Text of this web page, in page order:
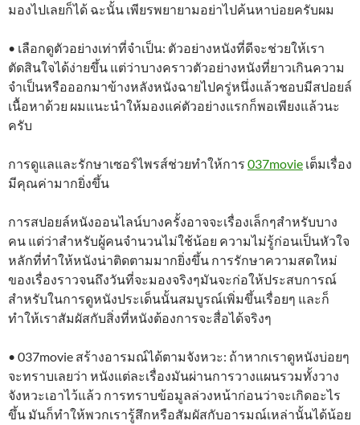
มองไปเลยก็ได้ ฉะนั้น เพียรพยายามอย่าไปค้นหาบ่อยครับผม
• เลือกดูตัวอย่างเท่าที่จำเป็น: ตัวอย่างหนังที่ดีจะช่วยให้เรา
ตัดสินใจได้ง่ายขึ้น แต่ว่าบางคราวตัวอย่างหนังที่ยาวเกินความ
จำเป็นหรือออกมาข้างหลังหนังฉายไปครู่หนึ่งแล้วชอบมีสปอยล์
เนื้อหาด้วย ผมแนะนำให้มองแค่ตัวอย่างแรกก็พอเพียงแล้วนะ
ครับ
การดูแลและรักษาเซอร์ไพรส์ช่วยทำให้การ 037movie เต็มเรื่อง
มีคุณค่ามากยิ่งขึ้น
การสปอยล์หนังออนไลน์บางครั้งอาจจะเรื่องเล็กๆสำหรับบาง
คน แต่ว่าสำหรับผู้คนจำนวนไม่ใช้น้อย ความไม่รู้ก่อนเป็นหัวใจ
หลักที่ทำให้หนังน่าติดตามมากยิ่งขึ้น การรักษาความสดใหม่
ของเรื่องราวจนถึงวันที่จะมองจริงๆมันจะก่อให้ประสบการณ์
สำหรับในการดูหนังประเด็นนั้นสมบูรณ์เพิ่มขึ้นเรื่อยๆ และก็
ทำให้เราสัมผัสกับสิ่งที่หนังต้องการจะสื่อได้จริงๆ
• 037movie สร้างอารมณ์ได้ตามจังหวะ: ถ้าหากเราดูหนังบ่อยๆ
จะทราบเลยว่า หนังแต่ละเรื่องมันผ่านการวางแผนรวมทั้งวาง
จังหวะเอาไว้แล้ว การทราบข้อมูลล่วงหน้าก่อนว่าจะเกิดอะไร
ขึ้น มันก็ทำให้พวกเรารู้สึกหรือสัมผัสกับอารมณ์เหล่านั้นได้น้อย